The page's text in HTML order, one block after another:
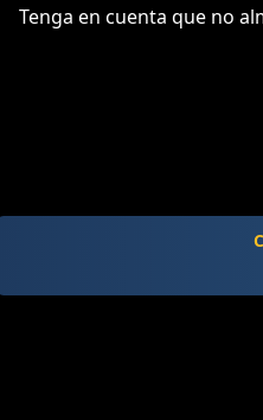
Tenga en cuenta que no